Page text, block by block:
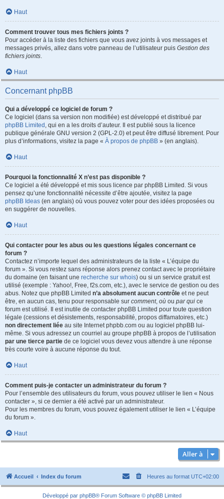
Haut
Comment trouver tous mes fichiers joints ?
Pour accéder à la liste des fichiers que vous avez joints à vos messages et
messages privés, allez dans votre panneau de l’utilisateur puis Gestion des
fichiers joints.
Haut
Concernant phpBB
Qui a développé ce logiciel de forum ?
Ce logiciel (dans sa version non modifiée) est développé et distribué par
phpBB Limited , qui en a les droits d’auteur. Il est publié sous la licence
publique générale GNU version 2 (GPL-2.0) et peut être diffusé librement. Pour
plus d’informations, visitez la page « À propos de phpBB » (en anglais).
Haut
Pourquoi la fonctionnalité X n’est pas disponible ?
Ce logiciel a été développé et mis sous licence par phpBB Limited. Si vous
pensez qu’une fonctionnalité nécessite d’être ajoutée, visitez la page
phpBB Ideas (en anglais) où vous pouvez voter pour des idées proposées ou
en suggérer de nouvelles.
Haut
Qui contacter pour les abus ou les questions légales concernant ce
forum ?
Contactez n’importe lequel des administrateurs de la liste « L’équipe du
forum ». Si vous restez sans réponse alors prenez contact avec le propriétaire
du domaine (en faisant une recherche sur whois) ou si un service gratuit est
utilisé (exemple : Yahoo!, Free, f2s.com, etc.), avec le service de gestion ou des
abus. Notez que phpBB Limited n’a absolument aucun contrôle et ne peut
être, en aucun cas, tenu pour responsable sur comment, où ou par qui ce
forum est utilisé. Il est inutile de contacter phpBB Limited pour toute question
légale (cessions et désistements, responsabilité, propos diffamatoires, etc.)
non directement liée au site Internet phpbb.com ou au logiciel phpBB lui-
même. Si vous adressez un courriel au groupe phpBB à propos de l’utilisation
par une tierce partie de ce logiciel vous devez vous attendre à une réponse
très courte voire à aucune réponse du tout.
Haut
Comment puis-je contacter un administrateur du forum ?
Pour l’ensemble des utilisateurs du forum, vous pouvez utiliser le lien « Nous
contacter », si ce dernier a été activé par un administrateur.
Pour les membres du forum, vous pouvez également utiliser le lien « L’équipe
du forum ».
Haut
Aller à
Accueil Index du forum Heures au format UTC+02:00
Développé par phpBB® Forum Software © phpBB Limited